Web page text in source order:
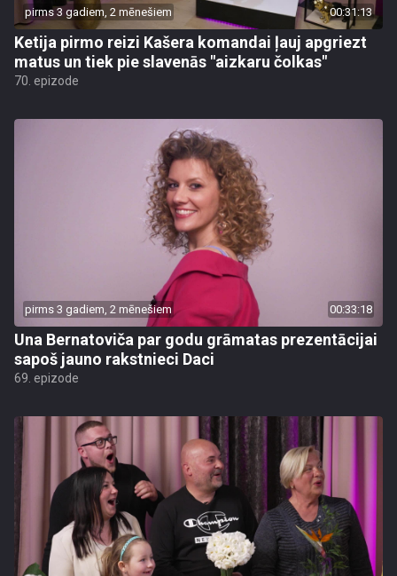
pirms 3 gadiem, 2 mēnešiem 00:31:13
Ketija pirmo reizi Kašera komandai ļauj apgriezt
matus un tiek pie slavenās "aizkaru čolkas"
70. epizode
pirms 3 gadiem, 2 mēnešiem 00:33:18
Una Bernatoviča par godu grāmatas prezentācijai
sapoš jauno rakstnieci Daci
69. epizode